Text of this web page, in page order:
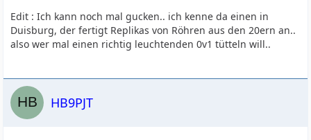
Edit : Ich kann noch mal gucken.. ich kenne da einen in
Duisburg, der fertigt Replikas von Röhren aus den 20ern an..
also wer mal einen richtig leuchtenden 0v1 tütteln will..
HB9PJT